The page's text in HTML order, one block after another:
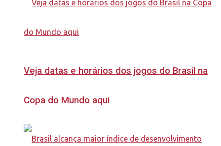
Veja datas e horários dos jogos do Brasil na
Copa do Mundo aqui